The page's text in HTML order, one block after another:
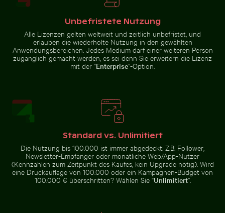
Radfahrer auf sonnigem Radweg Rosa Seerosen auf einem Teich
Gelbe Blumen blühen auf Kreidefelsen
Gelbe Blumen
blühen auf
Kreidefelsen
Gelber Webervogel baut ein Nest in
Gelber Webervogel baut ein Nest in der Natur
Waran auf Gehweg mit ausgestreckter Zunge
Schöne
Unbefristete Nutzung
Alle Lizenzen gelten weltweit und zeitlich unbefristet, und
erlauben die wiederholte Nutzung in den gewählten
Anwendungsbereichen. Jedes Medium darf einer weiteren Person
zugänglich gemacht werden, es sei denn Sie erweitern die Lizenz
mit der “Enterprise”-Option.
Standard vs. Unlimitiert
Die Nutzung bis 100.000 ist immer abgedeckt: Z.B. Follower,
Newsletter-Empfänger oder monatliche Web/App-Nutzer
(Kennzahlen zum Zeitpunkt des Kaufes, kein Upgrade nötig). Wird
eine Druckauflage von 100.000 oder ein Kampagnen-Budget von
100.000 € überschritten? Wählen Sie “Unlimitiert”.